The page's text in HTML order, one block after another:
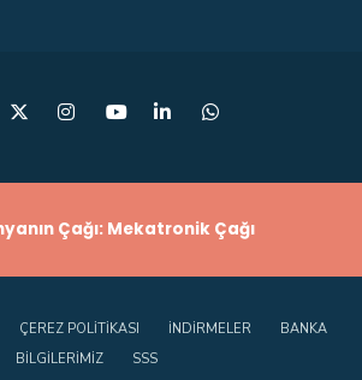
Çağı: Mekatronik Çağı
ÇEREZ POLITIKASI İNDIRMELER
BANKA
BILGILERIMIZ
SSS